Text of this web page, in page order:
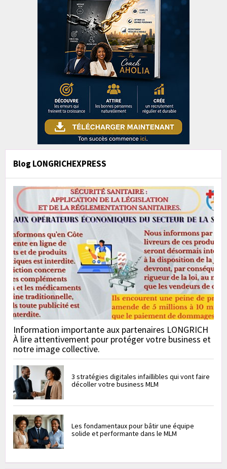
Blog LONGRICHEXPRESS
Information importante aux partenaires LONGRICH
À lire attentivement pour protéger votre business et
notre image collective.
3 stratégies digitales infaillibles qui vont faire
décoller votre business MLM
Les fondamentaux pour bâtir une équipe
solide et performante dans le MLM